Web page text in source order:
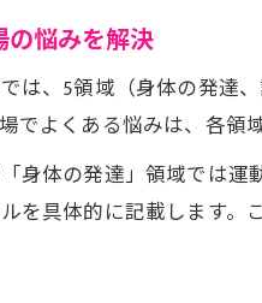
令
5
悩みを解決
は、5領域（身体の発達
でよくある悩みは、各領
身体の発達」領域では
を具体的に記載します